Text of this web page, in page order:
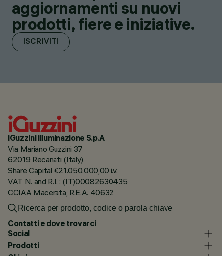
aggiornamenti su nuovi
prodotti, fiere e iniziative.
ISCRIVITI
iGuzzini illuminazione S.p.A
Via Mariano Guzzini 37
62019 Recanati (Italy)
Share Capital €21.050.000,00 i.v.
VAT N. and R.I. : (IT)00082630435
CCIAA Macerata, R.E.A. 40632
Contatti e dove trovarci
Social
Prodotti